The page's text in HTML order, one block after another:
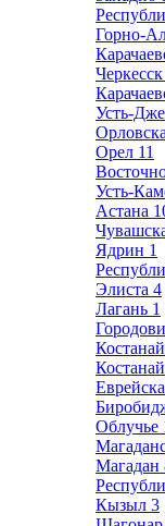
Горно-
Черкесск
Усть-
Орел 11
Усть-
Астана
Ядрин 1
Элиста 4
Лагань 1
Костанай
Облучье
Магадан
Кызыл 3